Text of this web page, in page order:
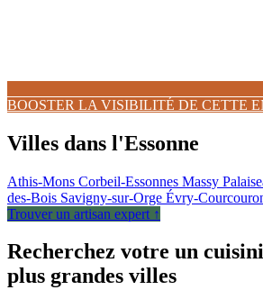
BOOSTER LA VISIBILITÉ DE CETTE
Villes dans l'Essonne
Athis-Mons Corbeil-Essonnes Massy
des-Bois Savigny-sur-Orge Évry-
Trouver un artisan expert ↑
Recherchez votre un
plus grandes villes